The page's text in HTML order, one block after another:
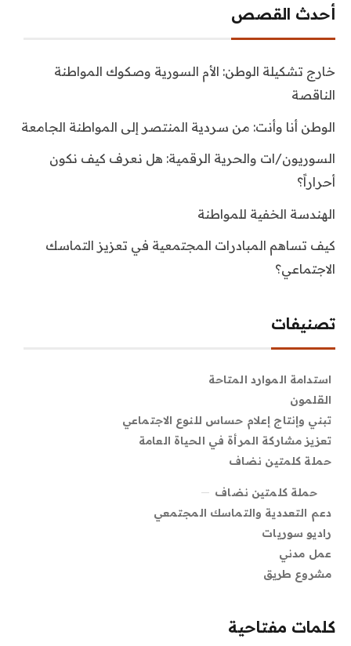
أحدث القصص
خارج تشكيلة الوطن: الأم السورية وصكوك المواطنة
الناقصة
الوطن أنا وأنت: من سردية المنتصر إلى المواطنة الجامعة
السوريون/ات والحرية الرقمية: هل نعرف كيف نكون
أحراراً؟
الهندسة الخفية للمواطنة
كيف تساهم المبادرات المجتمعية في تعزيز التماسك
الاجتماعي؟
تصنيفات
استدامة الموارد المتاحة
القلمون
تبني وإنتاج إعلام حساس للنوع الاجتماعي
تعزيز مشاركة المرأة في الحياة العامة
حملة كلمتين نضاف
حملة كلمتين نضاف
دعم التعددية والتماسك المجتمعي
راديو سوريات
عمل مدني
مشروع طريق
كلمات مفتاحية